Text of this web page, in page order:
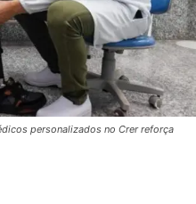
personalizados no Crer reforça